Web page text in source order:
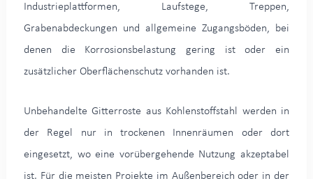
Industrieplattformen, Laufstege, Treppen,
Grabenabdeckungen und allgemeine Zugangsböden, bei
denen die Korrosionsbelastung gering ist oder ein
zusätzlicher Oberflächenschutz vorhanden ist.
Unbehandelte Gitterroste aus Kohlenstoffstahl werden in
der Regel nur in trockenen Innenräumen oder dort
eingesetzt, wo eine vorübergehende Nutzung akzeptabel
ist. Für die meisten Projekte im Außenbereich oder in der